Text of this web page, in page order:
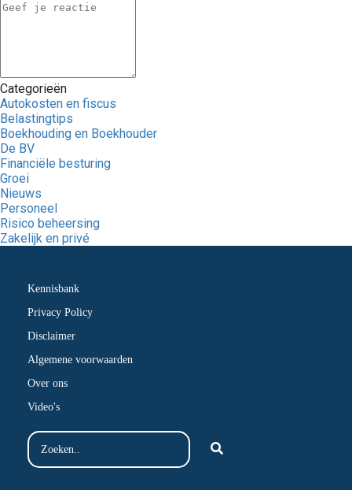
Categorieën
Autokosten en fiscus
Belastingtips
Boekhouding en Boekhouder
De BV
Financiële besturing
Groei
Nieuws
Personeel
Risico beheersing
Zakelijk en privé
Kennisbank
Privacy Policy
Disclaimer
Algemene voorwaarden
Over ons
Video's